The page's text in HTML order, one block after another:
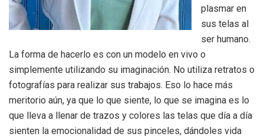
plasmar en
sus telas al
ser humano.
La forma de hacerlo es con un modelo en vivo o
simplemente utilizando su imaginación. No utiliza retratos o
fotografías para realizar sus trabajos. Eso lo hace más
meritorio aún, ya que lo que siente, lo que se imagina es lo
que lleva a llenar de trazos y colores las telas que día a día
sienten la emocionalidad de sus pinceles, dándoles vida